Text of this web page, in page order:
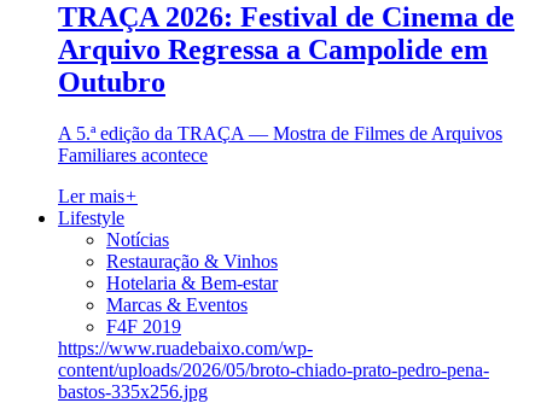
TRAÇA 2026: Festival de Cinema de
Arquivo Regressa a Campolide em
Outubro
A 5.ª edição da TRAÇA — Mostra de Filmes de Arquivos
Familiares acontece
Ler mais+
Lifestyle
Notícias
Restauração & Vinhos
Hotelaria & Bem-estar
Marcas & Eventos
F4F 2019
https://www.ruadebaixo.com/wp-
content/uploads/2026/05/broto-chiado-prato-pedro-pena-
bastos-335x256.jpg